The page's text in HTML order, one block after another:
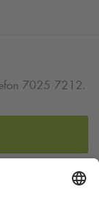
7025 7212.